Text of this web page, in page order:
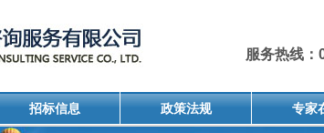
服务热线
招标信息 政策法规 专家